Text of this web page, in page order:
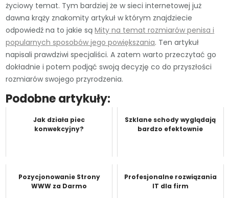
życiowy temat. Tym bardziej że w sieci internetowej już
dawna krąży znakomity artykuł w którym znajdziecie
odpowiedź na to jakie sąMity na temat rozmiarów penisa i
popularnych sposobów jego powiększania. Ten artykuł
napisali prawdziwi specjaliści. A zatem warto przeczytać go
dokładnie i potem podjąć swoją decyzję co do przyszłości
rozmiarów swojego przyrodzenia.
Podobne artykuły:
Jak działa piec
konwekcyjny?
Szklane schody wyglądają
bardzo efektownie
Pozycjonowanie Strony
WWW za Darmo
Profesjonalne rozwiązania
IT dla firm